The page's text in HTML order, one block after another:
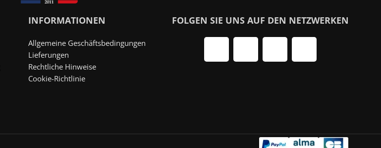
INFORMATIONEN
Allgemeine Geschäftsbedingungen
Lieferungen
Rechtliche Hinweise
Cookie-Richtlinie
FOLGEN SIE UNS AUF DEN NETZWERKEN